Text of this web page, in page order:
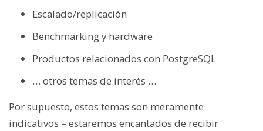
Escalado/replicación
Benchmarking y hardware
Productos relacionados con PostgreSQL
… otros temas de interés …
Por supuesto, estos temas son meramente
indicativos – estaremos encantados de recibir